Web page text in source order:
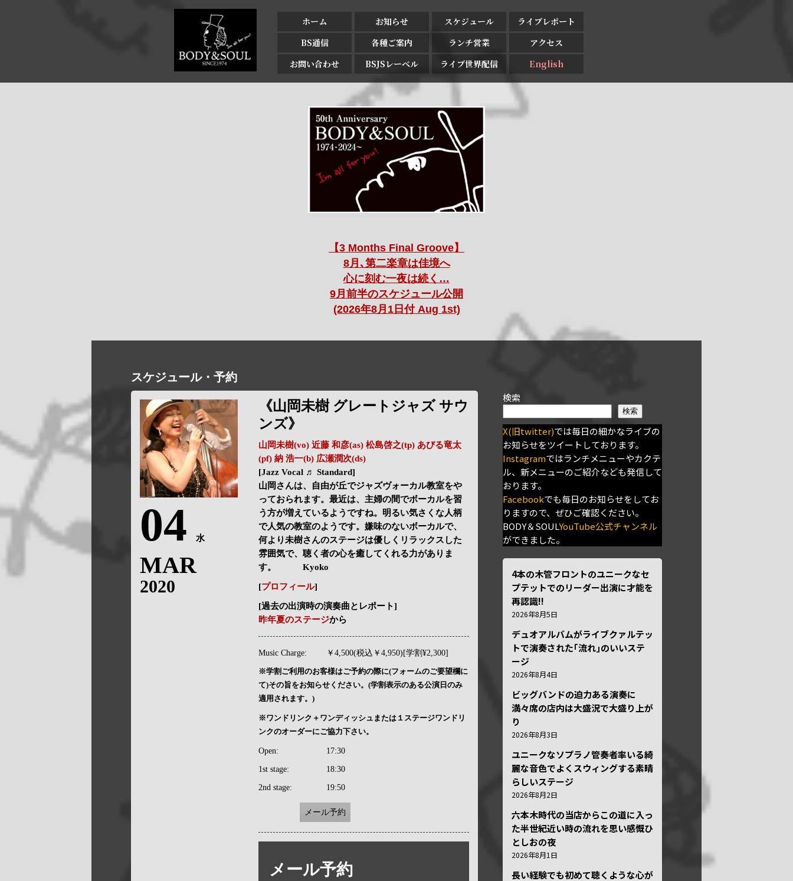
ホーム お知らせ スケジュール
ライブレポート
BS通信
各種ご案内 ランチ営業
アクセス
お問い合わせ
BSJSレーベル ライブ世界配信 English
【3 Months Final Groove】
8月､第二楽章は佳境へ
心に刻む一夜は続く…
9月前半のスケジュール公開
(2026年8月1日付 Aug 1st)
スケジュール・予約
04 水
MAR
2020
《山岡未樹 グレートジャズ サウ
ンズ》
山岡未樹(vo) 近藤 和彦(as) 松島啓之(tp) あびる竜太
(pf) 納 浩一(b) 広瀬潤次(ds)
[Jazz Vocal ♬ Standard]
山岡さんは、自由が丘でジャズヴォーカル教室をや
っておられます。最近は、主婦の間でボーカルを習
う方が増えているようですね。明るい気さくな人柄
で人気の教室のようです。嫌味のないボーカルで、
何より未樹さんのステージは優しくリラックスした
雰囲気で、聴く者の心を癒してくれる力がありま
す。 Kyoko
[プロフィール]
[過去の出演時の演奏曲とレポート]
昨年夏のステージから
Music Charge: ￥4,500(税込￥4,950)[学割¥2,300]
※学割ご利用のお客様はご予約の際に(フォームのご要望欄に
て)その旨をお知らせください。(学割表示のある公演日のみ
適用されます。)
※ワンドリンク＋ワンディッシュまたは１ステージワンドリ
ンクのオーダーにご協力下さい。
Open: 17:30
1st stage: 18:30
2nd stage: 19:50
メール予約
メール予約
検索
検索
X(旧twitter)では毎日の細かなライブの
お知らせをツイートしております。
Instagramではランチメニューやカクテ
ル、新メニューのご紹介なども発信して
おります。
Facebookでも毎日のお知らせをしてお
りますので、ぜひご確認ください。
BODY＆SOULYouTube公式チャンネル
ができました。
4本の木管フロントのユニークなセ
プテットでのリーダー出演に才能を
再認識!!
2026年8月5日
デュオアルバムがライブクァルテッ
トで演奏された｢流れ｣のいいステ
ージ
2026年8月4日
ビッグバンドの迫力ある演奏に
満々席の店内は大盛況で大盛り上が
り
2026年8月3日
ユニークなソプラノ管奏者率いる綺
麗な音色でよくスウィングする素晴
らしいステージ
2026年8月2日
六本木時代の当店からこの道に入っ
た半世紀近い時の流れを思い感慨ひ
としおの夜
2026年8月1日
長い経験でも初めて聴くような心が